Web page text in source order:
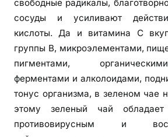
свободные радикалы,
сосуды и усиливают
кислоты. Да и витамина С
группы B, микроэлементами,
пигментами,
ферментами и алколоидами,
тонус организма, в зеленом чае
этому зеленый чай обладает
противовирусным и